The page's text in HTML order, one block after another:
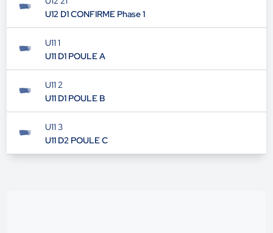
U12 D1 CONFIRME Phase 1
U11 1
U11 D1 POULE A
U11 2
U11 D1 POULE B
U11 3
U11 D2 POULE C